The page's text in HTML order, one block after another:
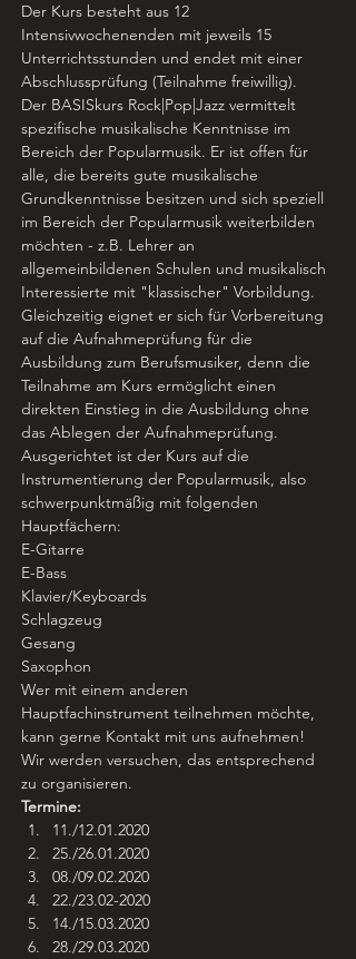
Der Kurs besteht aus 12
Intensivwochenenden mit jeweils 15
Unterrichtsstunden und endet mit einer
Abschlussprüfung (Teilnahme freiwillig).
Der BASISkurs Rock|Pop|Jazz vermittelt
spezifische musikalische Kenntnisse im
Bereich der Popularmusik. Er ist offen für
alle, die bereits gute musikalische
Grundkenntnisse besitzen und sich speziell
im Bereich der Popularmusik weiterbilden
möchten - z.B. Lehrer an
allgemeinbildenen Schulen und musikalisch
Interessierte mit "klassischer" Vorbildung.
Gleichzeitig eignet er sich für Vorbereitung
auf die Aufnahmeprüfung für die
Ausbildung zum Berufsmusiker, denn die
Teilnahme am Kurs ermöglicht einen
direkten Einstieg in die Ausbildung ohne
das Ablegen der Aufnahmeprüfung.
Ausgerichtet ist der Kurs auf die
Instrumentierung der Popularmusik, also
schwerpunktmäßig mit folgenden
Hauptfächern:
E-Gitarre
E-Bass
Klavier/Keyboards
Schlagzeug
Gesang
Saxophon
Wer mit einem anderen
Hauptfachinstrument teilnehmen möchte,
kann gerne Kontakt mit uns aufnehmen!
Wir werden versuchen, das entsprechend
zu organisieren.
Termine:
11./12.01.2020
25./26.01.2020
08./09.02.2020
22./23.02-2020
14./15.03.2020
28./29.03.2020